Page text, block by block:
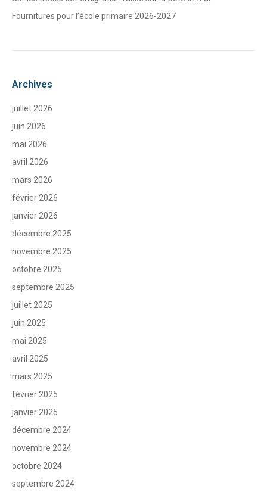
Fournitures pour l’école primaire 2026-2027
Archives
juillet 2026
juin 2026
mai 2026
avril 2026
mars 2026
février 2026
janvier 2026
décembre 2025
novembre 2025
octobre 2025
septembre 2025
juillet 2025
juin 2025
mai 2025
avril 2025
mars 2025
février 2025
janvier 2025
décembre 2024
novembre 2024
octobre 2024
septembre 2024